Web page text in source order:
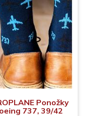
Ponožky
737, 39/42